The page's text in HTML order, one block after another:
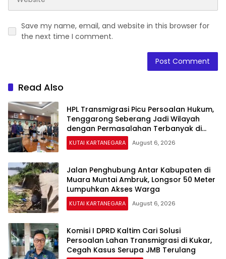
Save my name, email, and website in this browser for
the next time I comment.
Read Also
HPL Transmigrasi Picu Persoalan Hukum,
Tenggarong Seberang Jadi Wilayah
dengan Permasalahan Terbanyak di
Kukar
KUTAI KARTANEGARA August 6, 2026
Jalan Penghubung Antar Kabupaten di
Muara Muntai Ambruk, Longsor 50 Meter
Lumpuhkan Akses Warga
KUTAI KARTANEGARA August 6, 2026
Komisi I DPRD Kaltim Cari Solusi
Persoalan Lahan Transmigrasi di Kukar,
Cegah Kasus Serupa JMB Terulang